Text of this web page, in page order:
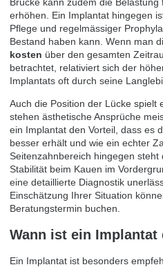
erhöhen. Ein Implantat hingegen
Pflege und regelmässiger
Bestand haben kann. Wenn man
kosten über den gesamten
betrachtet, relativiert sich der
Implantats oft durch seine
Auch die Position der Lücke spielt
stehen ästhetische Ansprüche
ein Implantat den Vorteil, dass es
besser erhält und wie ein echter
Seitenzahnbereich hingegen
Stabilität beim Kauen im
eine detaillierte Diagnostik
Einschätzung Ihrer Situation
Beratungstermin buchen.
Wann ist ein Implantat
Ein Implantat ist besonders